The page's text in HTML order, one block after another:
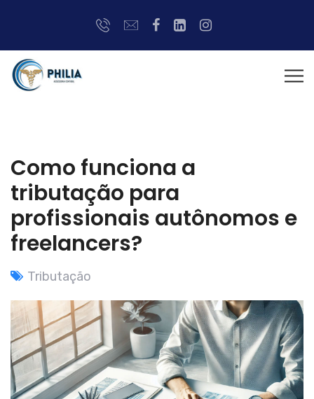
Como funciona a
tributação para
profissionais autônomos e
freelancers?
Tributação